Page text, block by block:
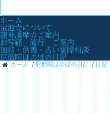
ホーム
宝池寺について
龍神護摩のご案内
お写経 滝行 ご案内
加持・供養・占い霊障相談
尼僧院ほのぼの日記
ホーム /尼僧院ほのぼの日記 /日記